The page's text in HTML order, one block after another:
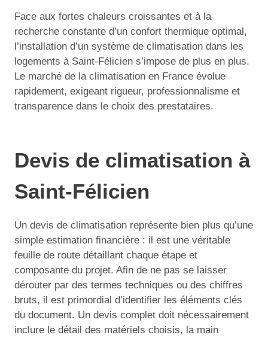
Face aux fortes chaleurs croissantes et à la
recherche constante d’un confort thermique optimal,
l’installation d’un système de climatisation dans les
logements à Saint-Félicien s’impose de plus en plus.
Le marché de la climatisation en France évolue
rapidement, exigeant rigueur, professionnalisme et
transparence dans le choix des prestataires.
Devis de climatisation à
Saint-Félicien
Un devis de climatisation représente bien plus qu’une
simple estimation financière : il est une véritable
feuille de route détaillant chaque étape et
composante du projet. Afin de ne pas se laisser
dérouter par des termes techniques ou des chiffres
bruts, il est primordial d’identifier les éléments clés
du document. Un devis complet doit nécessairement
inclure le détail des matériels choisis, la main